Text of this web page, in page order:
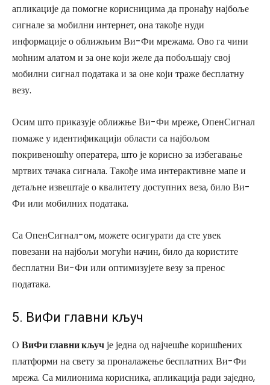
апликације да помогне корисницима да пронађу најбоље
сигнале за мобилни интернет, она такође нуди
информације о оближњим Ви-Фи мрежама. Ово га чини
моћним алатом и за оне који желе да побољшају свој
мобилни сигнал података и за оне који траже бесплатну
везу.
Осим што приказује оближње Ви-Фи мреже, ОпенСигнал
помаже у идентификацији области са најбољом
покривеношћу оператера, што је корисно за избегавање
мртвих тачака сигнала. Такође има интерактивне мапе и
детаљне извештаје о квалитету доступних веза, било Ви-
Фи или мобилних података.
Са ОпенСигнал-ом, можете осигурати да сте увек
повезани на најбољи могући начин, било да користите
бесплатни Ви-Фи или оптимизујете везу за пренос
података.
5. ВиФи главни кључ
О ВиФи главни кључје једна од најчешће коришћених
платформи на свету за проналажење бесплатних Ви-Фи
мрежа. Са милионима корисника, апликација ради заједно,